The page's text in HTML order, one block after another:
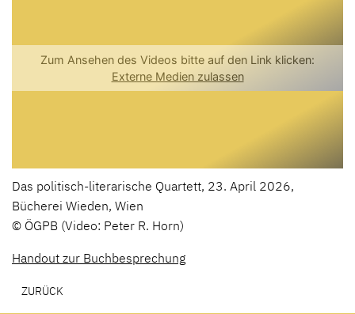
Das politisch-literarische Quartett, 23. April 2026,
Bücherei Wieden, Wien
© ÖGPB (Video: Peter R. Horn)
Handout zur Buchbesprechung
ZURÜCK